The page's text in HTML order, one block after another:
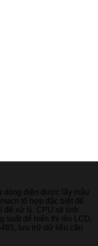
dòng điện được lấy mẫu
tổ hợp đặc biệt để
để xử lý. CPU sẽ tính
suất để hiển thị lên LCD,
lưu trữ dữ liệu cần